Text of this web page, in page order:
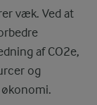
væk. Ved at
af CO2e,
og